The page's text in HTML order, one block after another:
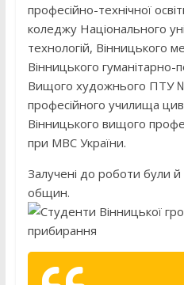
професійно-технічної
коледжу Національного
технологій, Вінницького
Вінницького гуманітарно-
Вищого художнього ПТУ
професійного училища
Вінницького вищого
при МВС України.
Залучені до роботи були й
общин.